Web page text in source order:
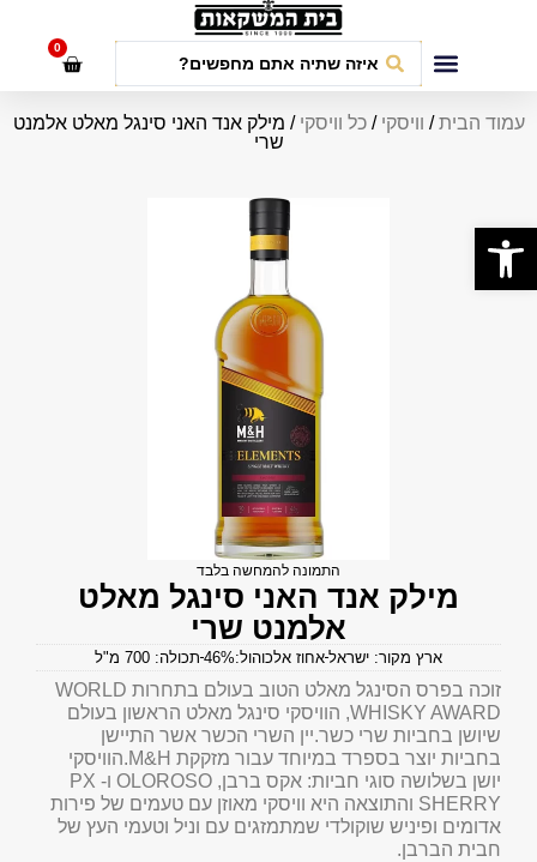
0
עמוד הבית/ וויסקי /כל וויסקי / מילק אנד האני סינגל מאלט אלמנט
שרי
התמונה להמחשה בלבד
מילק אנד האני סינגל מאלט
אלמנט שרי
ארץ מקור: ישראל אחוז אלכוהול:46% תכולה: 700 מ"ל
זוכה בפרס הסינגל מאלט הטוב בעולם בתחרות WORLD
WHISKY AWARD, הוויסקי סינגל מאלט הראשון בעולם
שיושן בחביות שרי כשר.יין השרי הכשר אשר התיישן
בחביות יוצר בספרד במיוחד עבור מזקקת M&H.הוויסקי
יושן בשלושה סוגי חביות: אקס ברבן, OLOROSO ו- PX
SHERRY והתוצאה היא וויסקי מאוזן עם טעמים של פירות
אדומים ופיניש שוקולדי שמתמזגים עם וניל וטעמי העץ של
חבית הברבן.
פתח סרגל נגישות